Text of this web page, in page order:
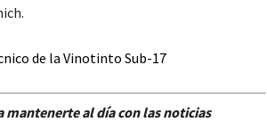
de la Vinotinto Sub-17
mantenerte al día con las noticias